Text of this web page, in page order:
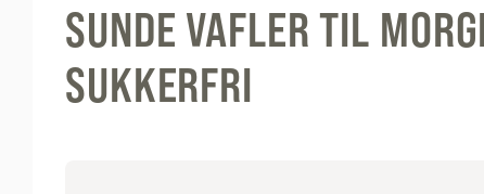
SUNDE VAFLER TIL
SUKKERFRI